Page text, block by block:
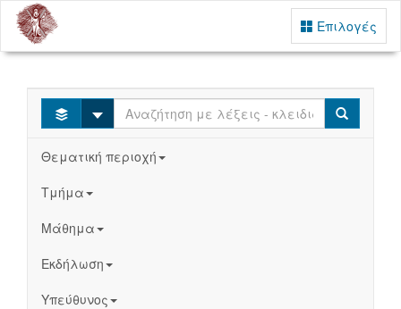
Επιλογές
Select Search
Θεματική περιοχή
Τμήμα
Μάθημα
Εκδήλωση
Υπεύθυνος